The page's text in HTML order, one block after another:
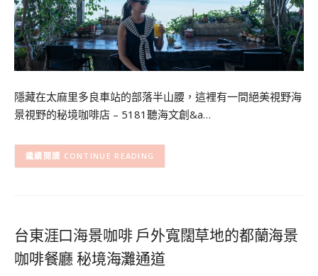
隱藏在太麻里多良車站的部落半山腰，這裡有一間絕美視野海
景視野的秘境咖啡店 – 5181聽海文創&a…
CONTINUE READING
台東涯口海景咖啡 戶外寬闊草地的都蘭海景
咖啡餐廳 秘境海灘通道